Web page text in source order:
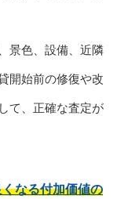
景色、設備、近隣
開始前の修復や改
て、正確な査定が
なる付加価値の